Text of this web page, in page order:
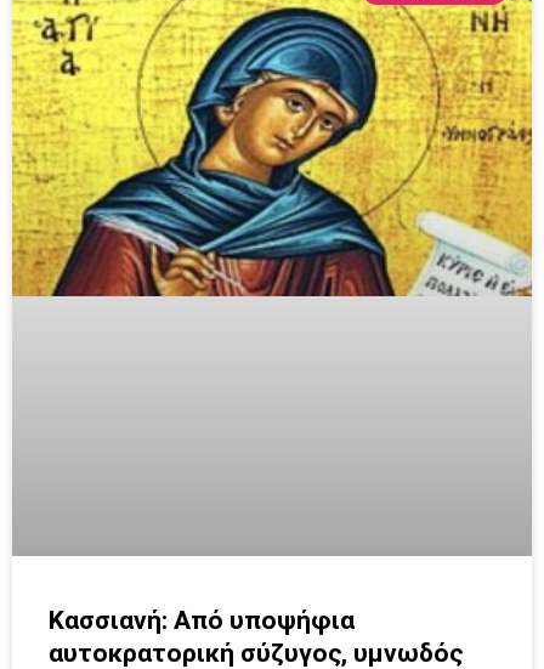
Κασσιανή: Από υποψήφια
αυτοκρατορική σύζυγος, υμνωδός